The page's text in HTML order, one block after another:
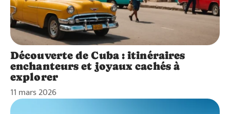
Découverte de Cuba : itinéraires
enchanteurs et joyaux cachés à
explorer
11 mars 2026